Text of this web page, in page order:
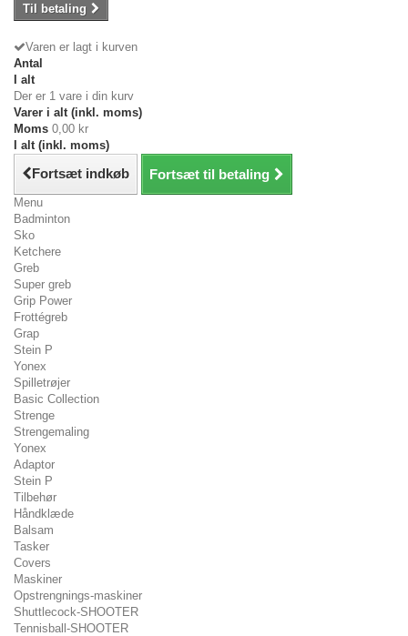
Til betaling
Varen er lagt i kurven
Antal
I alt
Der er 1 vare i din kurv
Varer i alt (inkl. moms)
Moms 0,00 kr
I alt (inkl. moms)
Fortsæt indkøb Fortsæt til betaling
Menu
Badminton
Sko
Ketchere
Greb
Super greb
Grip Power
Frottégreb
Grap
Stein P
Yonex
Spilletrøjer
Basic Collection
Strenge
Strengemaling
Yonex
Adaptor
Stein P
Tilbehør
Håndklæde
Balsam
Tasker
Covers
Maskiner
Opstrengnings-maskiner
Shuttlecock-SHOOTER
Tennisball-SHOOTER